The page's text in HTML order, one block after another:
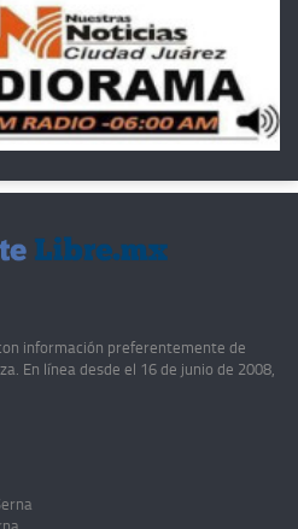
información preferentemente de
En línea desde el 16 de junio de 2008,